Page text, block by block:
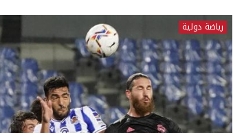
رياضة دولية